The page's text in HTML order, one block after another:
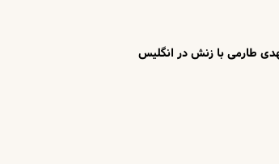
طارمی با زنش در انگلیس